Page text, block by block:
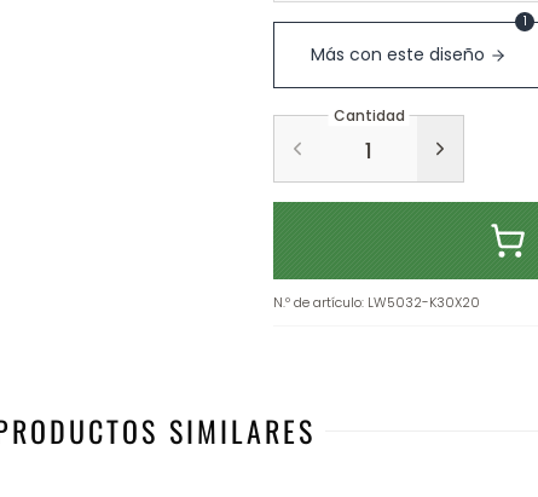
Más con este diseño
1
Cantidad
N.º de artículo: LW5032-K30X20
SIMILARES